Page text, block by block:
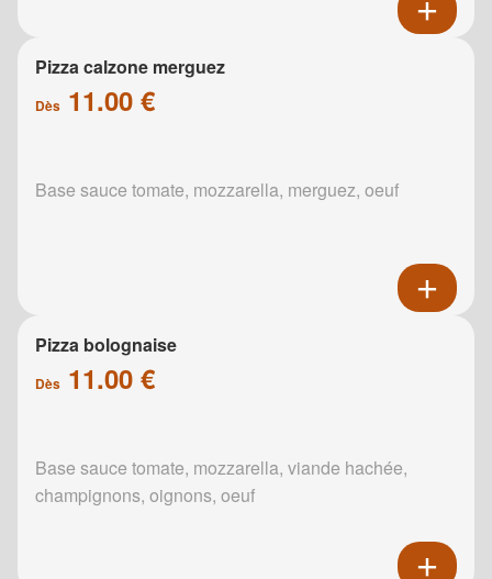
Pizza calzone merguez
Dès 11.00 €
Base sauce tomate, mozzarella, merguez, oeuf
Pizza bolognaise
Dès 11.00 €
Base sauce tomate, mozzarella, viande hachée,
champignons, oignons, oeuf